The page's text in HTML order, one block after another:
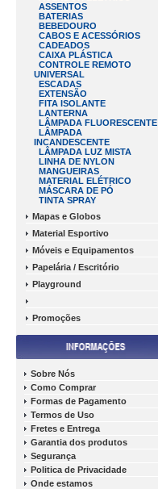
ASSENTOS
BATERIAS
BEBEDOURO
CABOS E ACESSÓRIOS
CADEADOS
CAIXA PLÁSTICA
CONTROLE REMOTO
UNIVERSAL
ESCADAS
EXTENSÃO
FITA ISOLANTE
LANTERNA
LÂMPADA FLUORESCENTE
LÂMPADA
INCANDESCENTE
LÂMPADA LUZ MISTA
LINHA DE NYLON
MANGUEIRAS
MATERIAL ELÉTRICO
MÁSCARA DE PÓ
TINTA SPRAY
Mapas e Globos
Material Esportivo
Móveis e Equipamentos
Papelária / Escritório
Playground
Promoções
Sobre Nós
Como Comprar
Formas de Pagamento
Termos de Uso
Fretes e Entrega
Garantia dos produtos
Segurança
Politica de Privacidade
Onde estamos